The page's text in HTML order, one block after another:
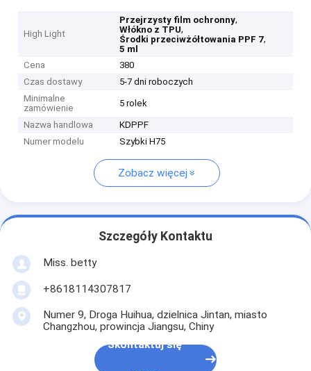
High Light
Przejrzysty film ochronny,
Włókno z TPU,
Środki przeciwżółtowania PPF 7,
5 ml
Cena
380
Czas dostawy
5-7 dni roboczych
Minimalne
zamówienie
5 rolek
Nazwa handlowa
KDPPF
Numer modelu
Szybki H75
Zobacz więcej
Szczegóły Kontaktu
Miss. betty
+8618114307817
Numer 9, Droga Huihua, dzielnica Jintan, miasto
Changzhou, prowincja Jiangsu, Chiny
Skontaktuj się